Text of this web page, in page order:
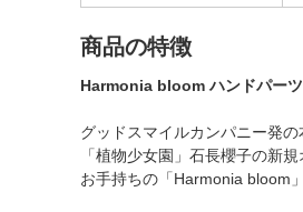
商品の特徴
Harmonia bloom ハンドパー
グッドスマイルカンパニー発
「植物少女園」石長櫻子の新
お手持ちの「Harmonia bloom